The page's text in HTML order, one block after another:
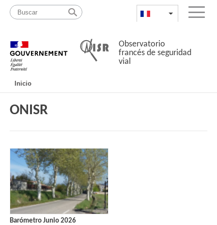
Pasar
contenido
Mapa
web
List additional
Menu
Observatorio
francés de seguridad
vial
principale
Inicio
ONISR
Barómetro Junio 2026